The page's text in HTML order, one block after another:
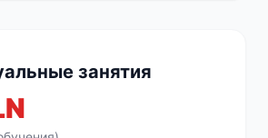
занятия